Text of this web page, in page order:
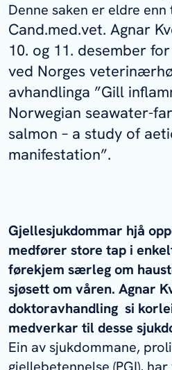
Denne saken er eldre enn
Cand.med.vet. Agnar
10. og 11. desember
ved Norges
avhandlinga ”Gill
Norwegian seawater-
salmon – a study of
manifestation”.
Gjellesjukdommar hjå
medfører store tap i
førekjem særleg om
sjøsett om våren. Agnar
doktoravhandling si
medverkar til desse
Ein av sjukdommane,